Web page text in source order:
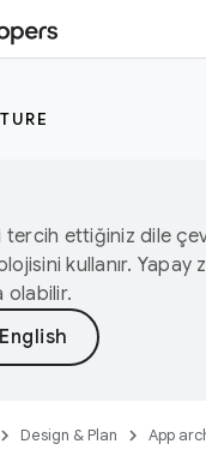
ettiğiniz dile
kullanır. Yapay
olabilir.
Design & Plan App